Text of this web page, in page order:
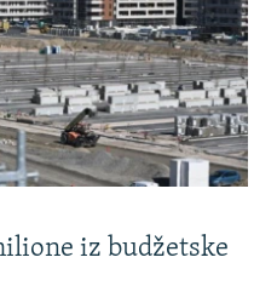
iz budžetske